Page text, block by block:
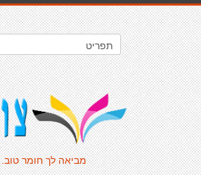
מביאה לך חומר טוב.